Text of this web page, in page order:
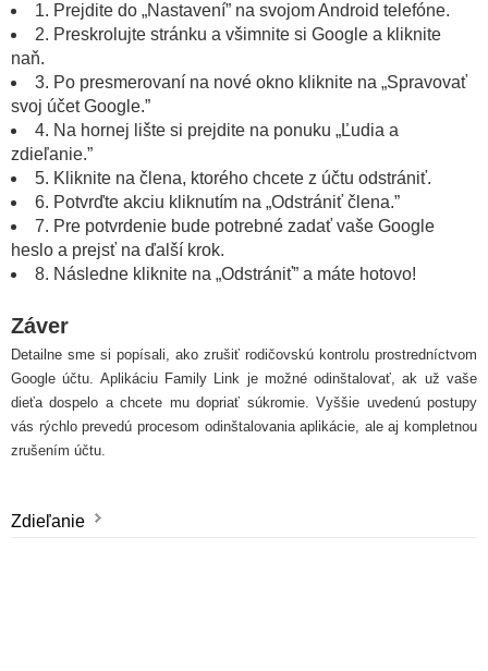
1. Prejdite do „Nastavení” na svojom Android telefóne.
2. Preskrolujte stránku a všimnite si Google a kliknite
naň.
3. Po presmerovaní na nové okno kliknite na „Spravovať
svoj účet Google.”
4. Na hornej lište si prejdite na ponuku „Ľudia a
zdieľanie.”
5. Kliknite na člena, ktorého chcete z účtu odstrániť.
6. Potvrďte akciu kliknutím na „Odstrániť člena.”
7. Pre potvrdenie bude potrebné zadať vaše Google
heslo a prejsť na ďalší krok.
8. Následne kliknite na „Odstrániť” a máte hotovo!
Záver
Detailne sme si popísali, ako zrušiť rodičovskú kontrolu prostredníctvom
Google účtu. Aplikáciu Family Link je možné odinštalovať, ak už vaše
dieťa dospelo a chcete mu dopriať súkromie. Vyššie uvedenú postupy
vás rýchlo prevedú procesom odinštalovania aplikácie, ale aj kompletnou
zrušením účtu.
Zdieľanie